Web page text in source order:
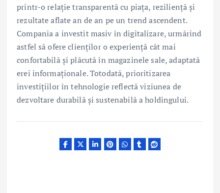
printr-o relație transparentă cu piața, reziliență și
rezultate aflate an de an pe un trend ascendent.
Compania a investit masiv în digitalizare, urmărind
astfel să ofere clienților o experiență cât mai
confortabilă și plăcută în magazinele sale, adaptată
erei informaționale. Totodată, prioritizarea
investițiilor în tehnologie reflectă viziunea de
dezvoltare durabilă și sustenabilă a holdingului.